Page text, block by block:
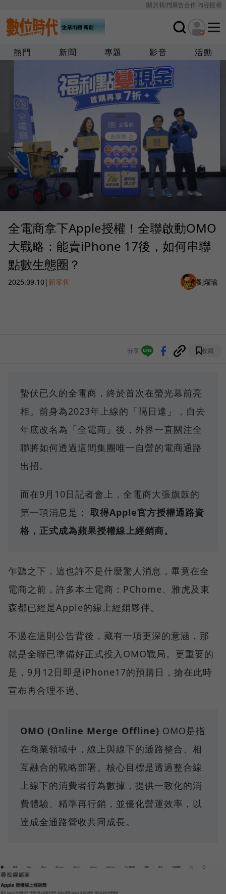
關於我們廣告合作內容授權
熱門 新聞 專題 影音 活動
全電商拿下Apple授權！全聯啟動OMO
大戰略：能賣iPhone 17後，如何串聯
點數生態圈？
2025.09.10| 新零售 劉燿瑜
分享 收藏
蟄伏已久的全電商，終於首次在螢光幕前亮
相。前身為2023年上線的「隔日達」，自去
年底改名為「全電商」後，外界一直關注全
聯將如何透過這間集團唯一自營的電商通路
出招。
而在9月10日記者會上，全電商大張旗鼓的
第一項消息是： 取得Apple官方授權通路資
格，正式成為蘋果授權線上經銷商。
乍聽之下，這也許不是什麼驚人消息，畢竟在全
電商之前，許多本土電商：PChome、雅虎及東
森都已經是Apple的線上經銷夥伴。
不過在這則公告背後，藏有一項更深的意涵，那
就是全聯已準備好正式投入OMO戰局。更重要的
是，9月12日即是iPhone17的預購日，搶在此時
宣布再合理不過。
OMO (Online Merge Offline) OMO是指
在商業領域中，線上與線下的通路整合、相
互融合的戰略部署。核心目標是透過整合線
上線下的消費者行為數據，提供一致化的消
費體驗、精準再行銷，並優化營運效率，以
達成全通路營收共同成長。